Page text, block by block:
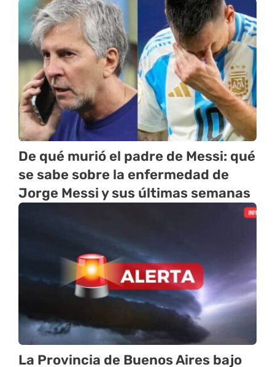
De qué murió el padre de Messi: qué
se sabe sobre la enfermedad de
Jorge Messi y sus últimas semanas
La Provincia de Buenos Aires bajo